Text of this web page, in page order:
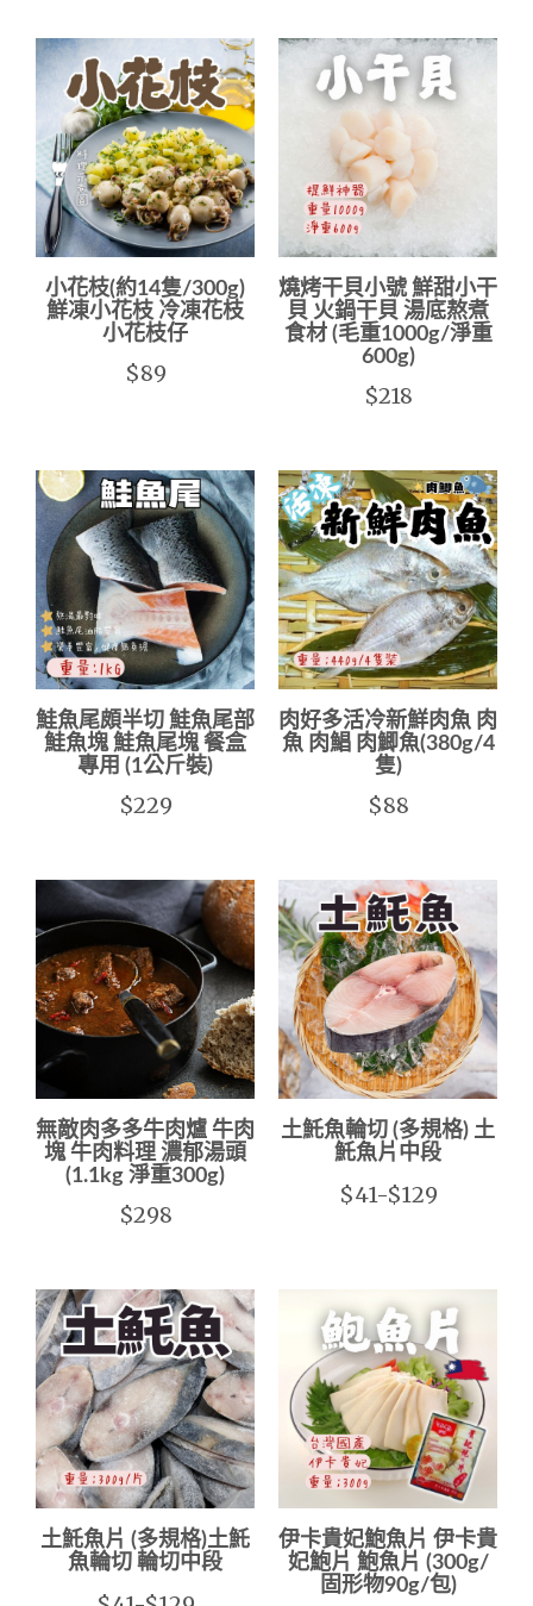
小花枝(約14隻/300g)
鮮凍小花枝 冷凍花枝
小花枝仔
$89
燒烤干貝小號 鮮甜小干
貝 火鍋干貝 湯底熬煮
食材 (毛重1000g/淨重
600g)
$218
鮭魚尾頗半切 鮭魚尾部
鮭魚塊 鮭魚尾塊 餐盒
專用 (1公斤裝)
$229
肉好多活冷新鮮肉魚 肉
魚 肉鯧 肉鯽魚(380g/4
隻)
$88
無敵肉多多牛肉爐 牛肉
塊 牛肉料理 濃郁湯頭
(1.1kg 淨重300g)
$298
土魠魚輪切 (多規格) 土
魠魚片中段
$41-$129
土魠魚片 (多規格)土魠
魚輪切 輪切中段
伊卡貴妃鮑魚片 伊卡貴
妃鮑片 鮑魚片 (300g/
固形物90g/包)